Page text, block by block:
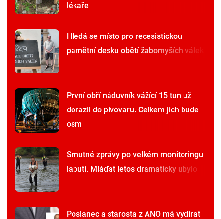
lékaře
Hledá se místo pro recesistickou
pamětní desku obětí žabomyších válek
První obří náduvník vážící 15 tun už
dorazil do pivovaru. Celkem jich bude
osm
Smutné zprávy po velkém monitoringu
labutí. Mláďat letos dramaticky ubylo
Poslanec a starosta z ANO má vydírat